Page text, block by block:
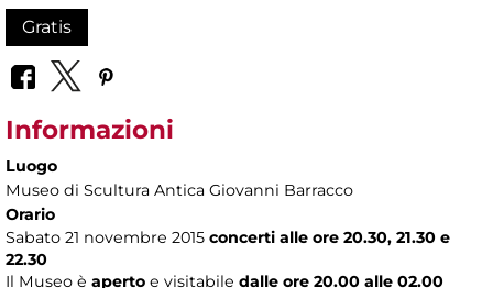
Gratis
Informazioni
Luogo
Museo di Scultura Antica Giovanni Barracco
Orario
Sabato 21 novembre 2015 concerti alle ore 20.30, 21.30 e
22.30
Il Museo è aperto e visitabile dalle ore 20.00 alle 02.00